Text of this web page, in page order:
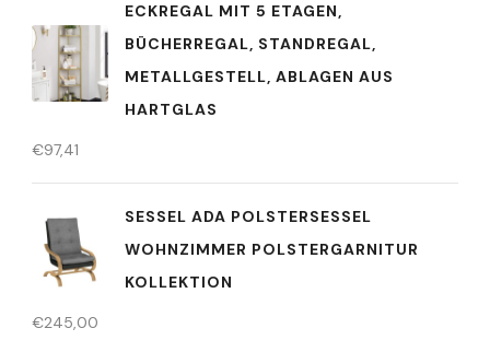
ECKREGAL MIT 5 ETAGEN,
BÜCHERREGAL, STANDREGAL,
METALLGESTELL, ABLAGEN AUS
HARTGLAS
€97,41
SESSEL ADA POLSTERSESSEL
WOHNZIMMER POLSTERGARNITUR
KOLLEKTION
€245,00